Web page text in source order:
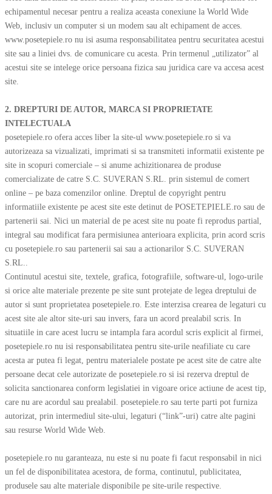
echipamentul necesar pentru a realiza aceasta conexiune la World Wide
Web, inclusiv un computer si un modem sau alt echipament de acces.
www.posetepiele.ro nu isi asuma responsabilitatea pentru securitatea acestui
site sau a liniei dvs. de comunicare cu acesta. Prin termenul „utilizator” al
acestui site se intelege orice persoana fizica sau juridica care va accesa acest
site.
2. DREPTURI DE AUTOR, MARCA SI PROPRIETATE
INTELECTUALA
posetepiele.ro ofera acces liber la site-ul www.posetepiele.ro si va
autorizeaza sa vizualizati, imprimati si sa transmiteti informatii existente pe
site in scopuri comerciale – si anume achizitionarea de produse
comercializate de catre S.C. SUVERAN S.RL. prin sistemul de comert
online – pe baza comenzilor online. Dreptul de copyright pentru
informatiile existente pe acest site este detinut de POSETEPIELE.ro sau de
partenerii sai. Nici un material de pe acest site nu poate fi reprodus partial,
integral sau modificat fara permisiunea anterioara explicita, prin acord scris
cu posetepiele.ro sau partenerii sai sau a actionarilor S.C. SUVERAN
S.RL..
Continutul acestui site, textele, grafica, fotografiile, software-ul, logo-urile
si orice alte materiale prezente pe site sunt protejate de legea dreptului de
autor si sunt proprietatea posetepiele.ro. Este interzisa crearea de legaturi cu
acest site ale altor site-uri sau invers, fara un acord prealabil scris. In
situatiile in care acest lucru se intampla fara acordul scris explicit al firmei,
posetepiele.ro nu isi responsabilitatea pentru site-urile neafiliate cu care
acesta ar putea fi legat, pentru materialele postate pe acest site de catre alte
persoane decat cele autorizate de posetepiele.ro si isi rezerva dreptul de
solicita sanctionarea conform legislatiei in vigoare orice actiune de acest tip,
care nu are acordul sau prealabil. posetepiele.ro sau terte parti pot furniza
autorizat, prin intermediul site-ului, legaturi (“link”-uri) catre alte pagini
sau resurse World Wide Web.
posetepiele.ro nu garanteaza, nu este si nu poate fi facut responsabil in nici
un fel de disponibilitatea acestora, de forma, continutul, publicitatea,
produsele sau alte materiale disponibile pe site-urile respective.